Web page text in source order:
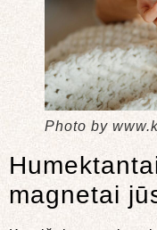
Photo by
magnetai